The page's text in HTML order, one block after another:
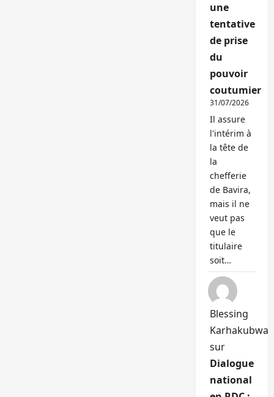
une
tentative
de prise
du
pouvoir
coutumier
31/07/2026
Il assure
l'intérim à
la tête de
la
chefferie
de Bavira,
mais il ne
veut pas
que le
titulaire
soit…
Blessing
Karhakubwa
sur
Dialogue
national